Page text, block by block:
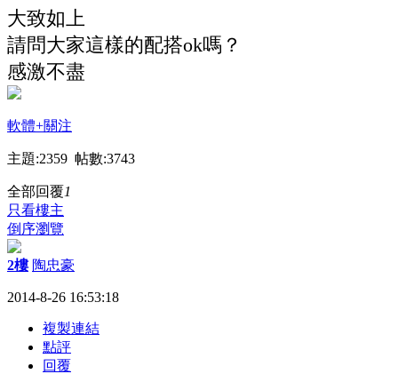
大致如上
請問大家這樣的配搭ok嗎？
感激不盡
軟體+關注
主題:2359 帖數:3743
全部回覆1
只看樓主
倒序瀏覽
2樓 陶忠豪
2014-8-26 16:53:18
複製連結
點評
回覆